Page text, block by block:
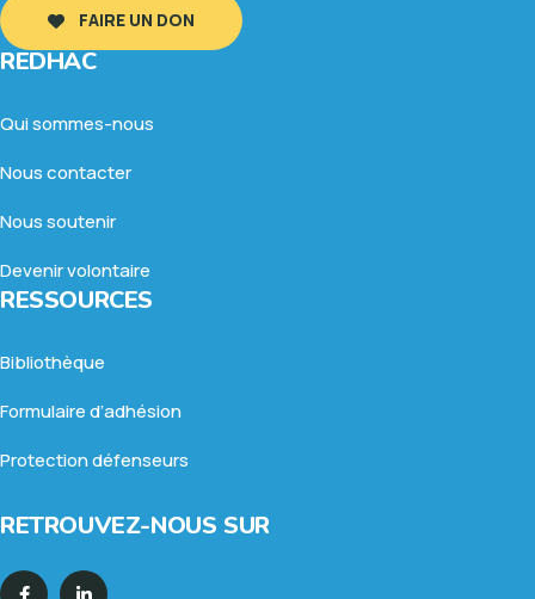
FAIRE UN DON
REDHAC
Qui sommes-nous
Nous contacter
Nous soutenir
Devenir volontaire
RESSOURCES
Bibliothèque
Formulaire d’adhésion
Protection défenseurs
RETROUVEZ-NOUS SUR